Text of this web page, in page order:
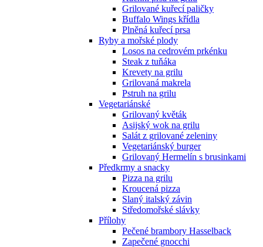
Grilované kuřecí paličky
Buffalo Wings křídla
Plněná kuřecí prsa
Ryby a mořské plody
Losos na cedrovém prkénku
Steak z tuňáka
Krevety na grilu
Grilovaná makrela
Pstruh na grilu
Vegetariánské
Grilovaný květák
Asijský wok na grilu
Salát z grilované zeleniny
Vegetariánský burger
Grilovaný Hermelín s brusinkami
Předkrmy a snacky
Pizza na grilu
Kroucená pizza
Slaný italský závin
Středomořské slávky
Přílohy
Pečené brambory Hasselback
Zapečené gnocchi